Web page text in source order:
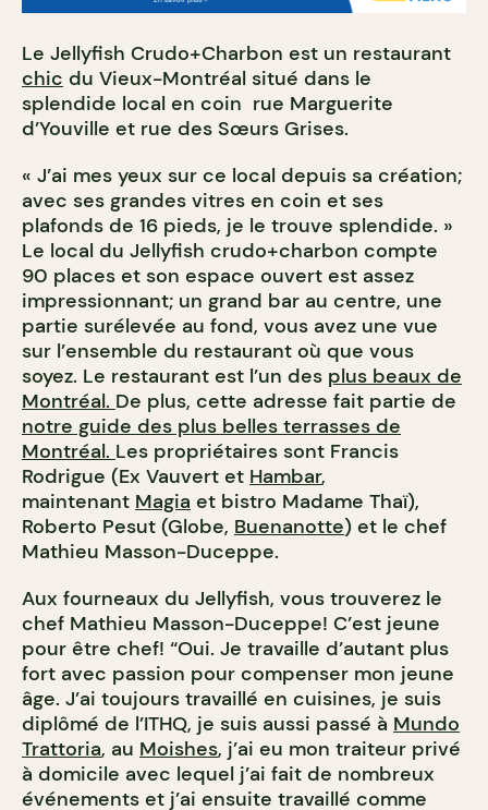
Le Jellyfish Crudo+Charbon est un restaurant
chic du Vieux-Montréal situé dans le
splendide local en coin rue Marguerite
d’Youville et rue des Sœurs Grises.
« J’ai mes yeux sur ce local depuis sa création;
avec ses grandes vitres en coin et ses
plafonds de 16 pieds, je le trouve splendide. »
Le local du Jellyfish crudo+charbon compte
90 places et son espace ouvert est assez
impressionnant; un grand bar au centre, une
partie surélevée au fond, vous avez une vue
sur l’ensemble du restaurant où que vous
soyez. Le restaurant est l’un des plus beaux de
Montréal. De plus, cette adresse fait partie de
notre guide des plus belles terrasses de
Montréal. Les propriétaires sont Francis
Rodrigue (Ex Vauvert et Hambar,
maintenant Magia et bistro Madame Thaï),
Roberto Pesut (Globe, Buenanotte) et le chef
Mathieu Masson-Duceppe.
Aux fourneaux du Jellyfish, vous trouverez le
chef Mathieu Masson-Duceppe! C’est jeune
pour être chef! “Oui. Je travaille d’autant plus
fort avec passion pour compenser mon jeune
âge. J’ai toujours travaillé en cuisines, je suis
diplômé de l’ITHQ, je suis aussi passé à Mundo
Trattoria, au Moishes, j’ai eu mon traiteur privé
à domicile avec lequel j’ai fait de nombreux
événements et j’ai ensuite travaillé comme